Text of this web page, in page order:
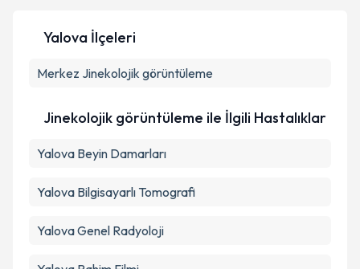
Kişisel verilerimin işlenmesine ilişkin
Takvim Talebini Gönder
Yalova İlçeleri
Merkez Jinekolojik görüntüleme
Jinekolojik görüntüleme ile İlgili Hastalıklar
Yalova Beyin Damarları
Yalova Bilgisayarlı Tomografi
Yalova Genel Radyoloji